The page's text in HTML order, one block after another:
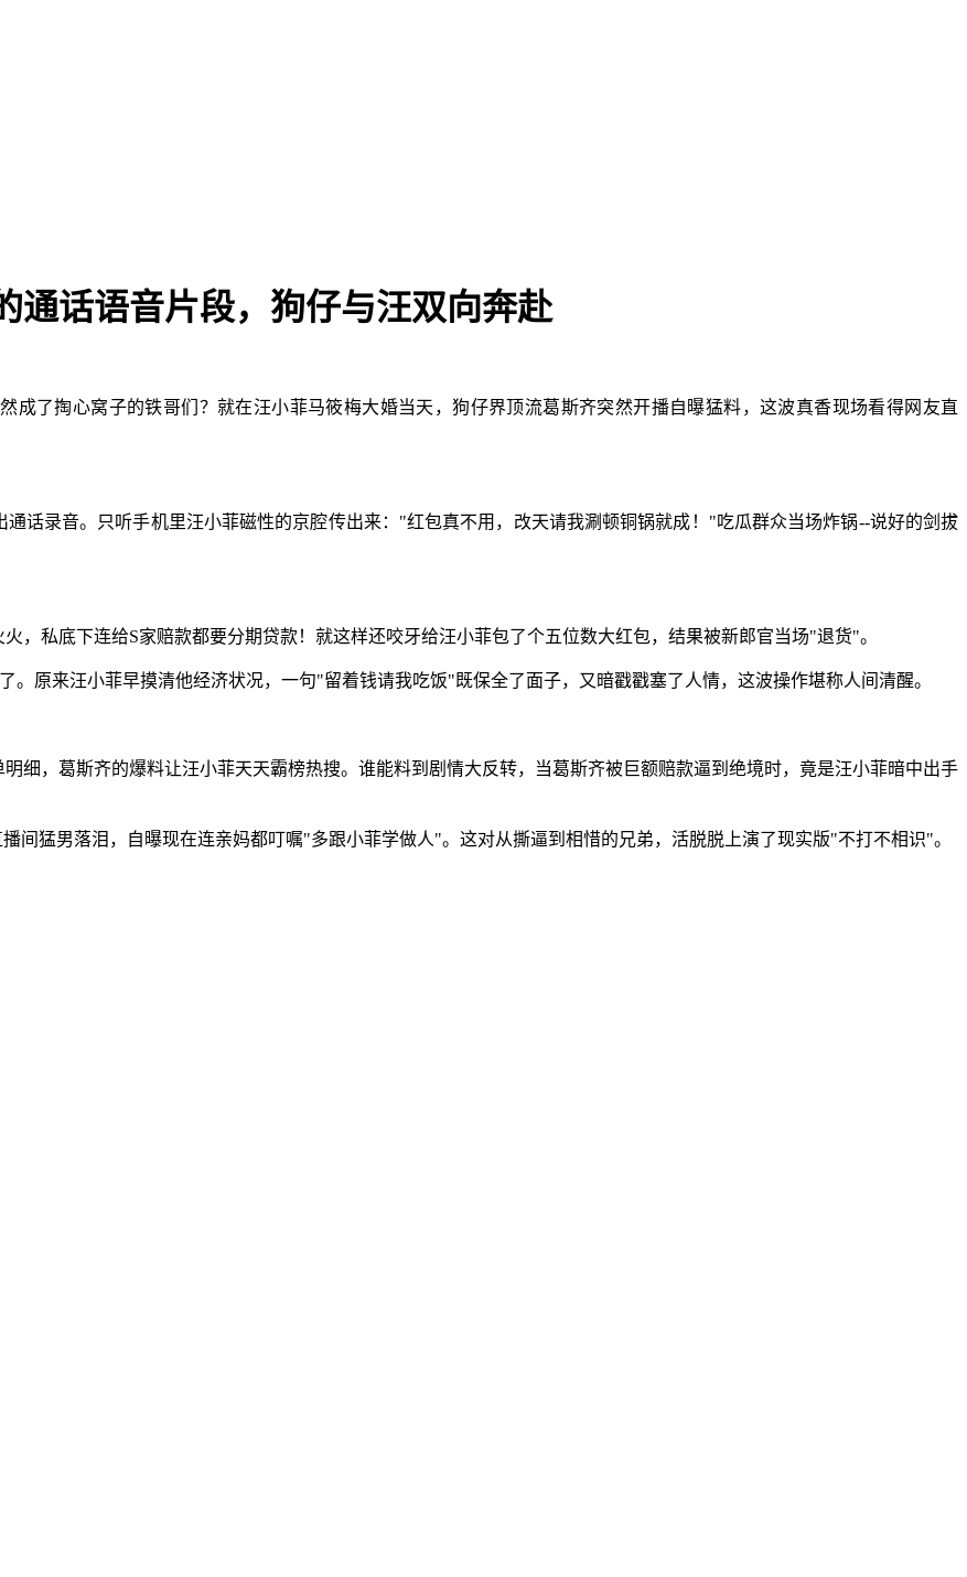
通话语音片段，狗仔与汪双向奔赴
成了掏心窝子的铁哥们？就在汪小菲马筱梅大婚当天，狗仔界顶流葛斯齐突然开播自曝猛料，这波真香现场看得网友直
话录音。只听手机里汪小菲磁性的京腔传出来："红包真不用，改天请我涮顿铜锅就成！"吃瓜群众当场炸锅--说好的剑拔
，私底下连给S家赔款都要分期贷款！就这样还咬牙给汪小菲包了个五位数大红包，结果被新郎官当场"退货"。
原来汪小菲早摸清他经济状况，一句"留着钱请我吃饭"既保全了面子，又暗戳戳塞了人情，这波操作堪称人间清醒。
细，葛斯齐的爆料让汪小菲天天霸榜热搜。谁能料到剧情大反转，当葛斯齐被巨额赔款逼到绝境时，竟是汪小菲暗中出手
间猛男落泪，自曝现在连亲妈都叮嘱"多跟小菲学做人"。这对从撕逼到相惜的兄弟，活脱脱上演了现实版"不打不相识"。